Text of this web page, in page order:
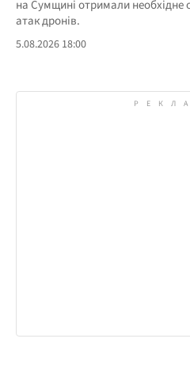
на Сумщині отримали необхідне
атак дронів.
5.08.2026 18:00